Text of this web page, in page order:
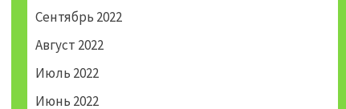
Сентябрь 2022
Август 2022
Июль 2022
Июнь 2022